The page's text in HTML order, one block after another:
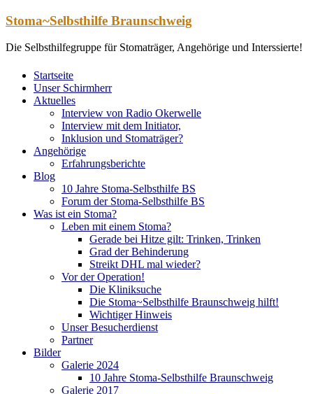
Zum
springen
Stoma~Selbsthilfe Braunschweig
Die Selbsthilfegruppe für Stomaträger, Angehörige und Interssierte!
Startseite
Unser Schirmherr
Aktuelles
Interview von Radio Okerwelle
Interview mit dem Initiator,
Inklusion und Stomaträger?
Angehörige
Erfahrungsberichte
Blog
10 Jahre Stoma-Selbsthilfe BS
Forum der Stoma-Selbsthilfe BS
Was ist ein Stoma?
Leben mit einem Stoma?
Gerade bei Hitze gilt: Trinken, Trinken
Grad der Behinderung
Streikt DHL mal wieder?
Vor der Operation!
Die Kliniksuche
Die Stoma~Selbsthilfe Braunschweig hilft!
Wichtiger Hinweis
Unser Besucherdienst
Partner
Bilder
Galerie 2024
10 Jahre Stoma-Selbsthilfe Braunschweig
Galerie 2017